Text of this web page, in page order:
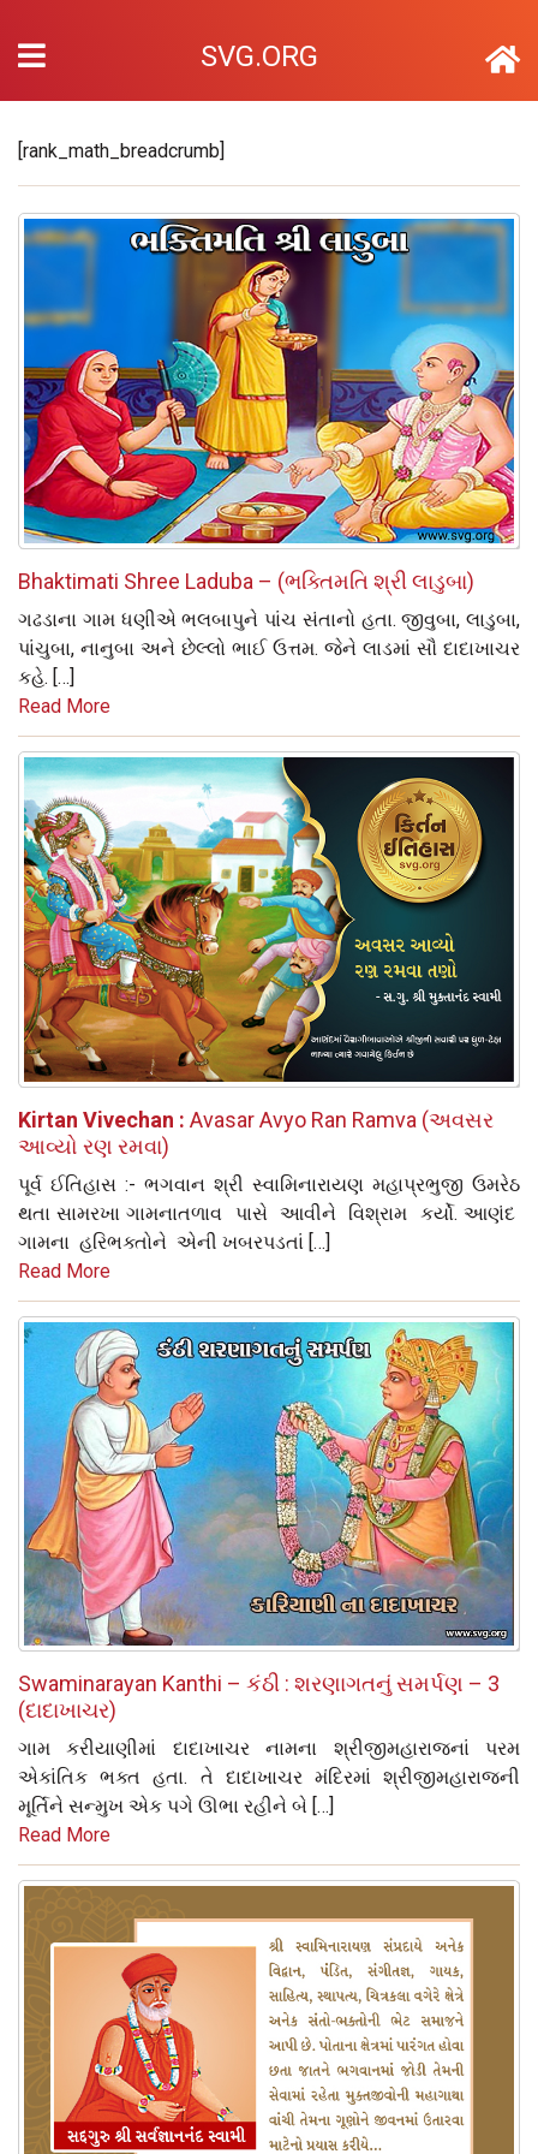
SVG.ORG
[rank_math_breadcrumb]
Bhaktimati Shree Laduba – (ભક્તિમતિ શ્રી લાડુબા)
ગઢડાના ગામ ધણીએ ભલબાપુને પાંચ સંતાનો હતા. જીવુબા, લાડુબા,
પાંચુબા, નાનુબા અને છેલ્લો ભાઈ ઉત્તમ. જેને લાડમાં સૌ દાદાખાચર
કહે. […]
Read More
Kirtan Vivechan : Avasar Avyo Ran Ramva (અવસર
આવ્યો રણ રમવા)
પૂર્વ ઈતિહાસ :- ભગવાન શ્રી સ્વામિનારાયણ મહાપ્રભુજી ઉમરેઠ
થતા સામરખા ગામનાતળાવ પાસે આવીને વિશ્રામ કર્યો. આણંદ
ગામના હરિભક્તોને એની ખબરપડતાં […]
Read More
Swaminarayan Kanthi – કંઠી : શરણાગતનું સમર્પણ – 3
(દાદાખાચર)
ગામ કરીયાણીમાં દાદાખાચર નામના શ્રીજીમહારાજનાં પરમ
એકાંતિક ભક્ત હતા. તે દાદાખાચર મંદિરમાં શ્રીજીમહારાજની
મૂર્તિને સન્મુખ એક પગે ઊભા રહીને બે […]
Read More